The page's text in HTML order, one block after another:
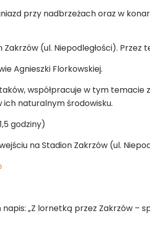
przy nadbrzeżach oraz w
(ul. Niepodległości).
Agnieszki Florkowskiej.
współpracuje w tym temacie
naturalnym środowisku.
godziny)
na Stadion Zakrzów (ul.
„Z lornetką przez Zakrzów